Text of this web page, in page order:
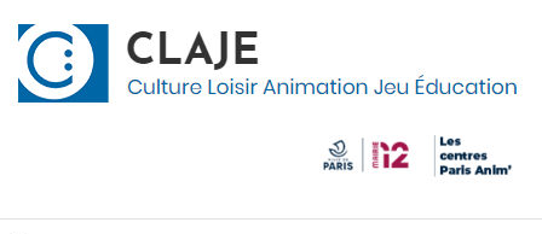
To
Content